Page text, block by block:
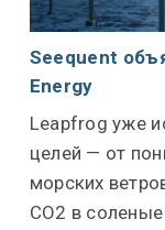
Seequent
Energy
Leapfrog уже
целей — от
морских
CO2 в